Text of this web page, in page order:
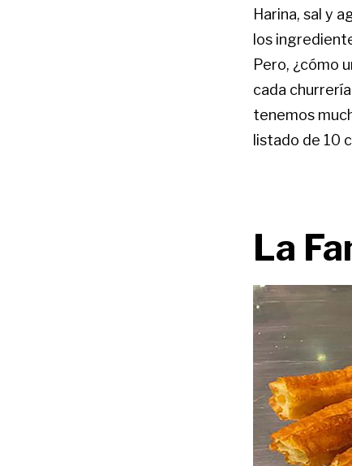
Harina, sal y
los
Pero, ¿cómo
cada
tenemos
listado de 10
La